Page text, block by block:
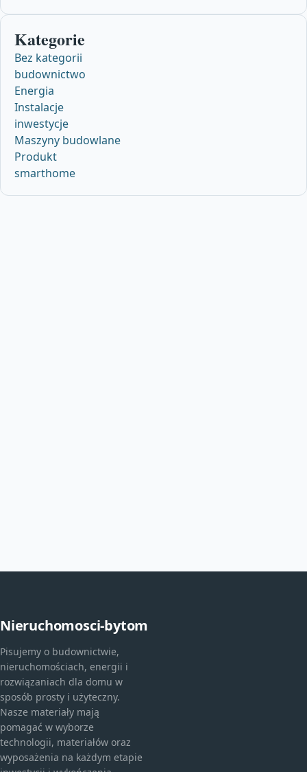
Kategorie
Bez kategorii
budownictwo
Energia
Instalacje
inwestycje
Maszyny budowlane
Produkt
smarthome
Nieruchomosci-bytom
Pisujemy o budownictwie,
nieruchomościach, energii i
rozwiązaniach dla domu w
sposób prosty i użyteczny.
Nasze materiały mają
pomagać w wyborze
technologii, materiałów oraz
wyposażenia na każdym etapie